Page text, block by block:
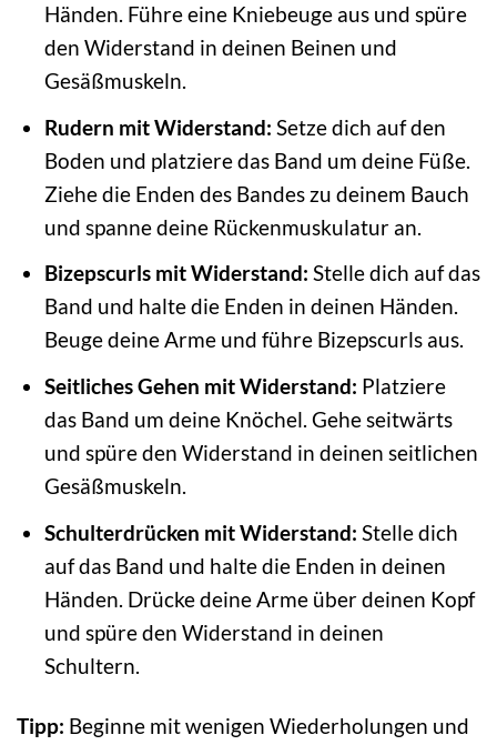
Händen. Führe eine Kniebeuge aus und spüre
den Widerstand in deinen Beinen und
Gesäßmuskeln.
Rudern mit Widerstand: Setze dich auf den
Boden und platziere das Band um deine Füße.
Ziehe die Enden des Bandes zu deinem Bauch
und spanne deine Rückenmuskulatur an.
Bizepscurls mit Widerstand: Stelle dich auf das
Band und halte die Enden in deinen Händen.
Beuge deine Arme und führe Bizepscurls aus.
Seitliches Gehen mit Widerstand: Platziere
das Band um deine Knöchel. Gehe seitwärts
und spüre den Widerstand in deinen seitlichen
Gesäßmuskeln.
Schulterdrücken mit Widerstand: Stelle dich
auf das Band und halte die Enden in deinen
Händen. Drücke deine Arme über deinen Kopf
und spüre den Widerstand in deinen
Schultern.
Tipp: Beginne mit wenigen Wiederholungen und